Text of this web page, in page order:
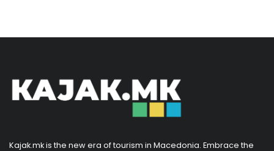
Kajak.mk is the new era of tourism in Macedonia. Embrace the